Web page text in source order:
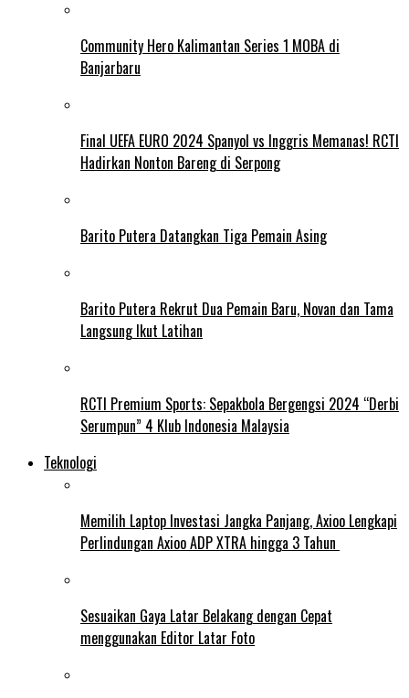
Community Hero Kalimantan Series 1 MOBA di
Banjarbaru
Final UEFA EURO 2024 Spanyol vs Inggris Memanas! RCTI
Hadirkan Nonton Bareng di Serpong
Barito Putera Datangkan Tiga Pemain Asing
Barito Putera Rekrut Dua Pemain Baru, Novan dan Tama
Langsung Ikut Latihan
RCTI Premium Sports: Sepakbola Bergengsi 2024 “Derbi
Serumpun” 4 Klub Indonesia Malaysia
Teknologi
Memilih Laptop Investasi Jangka Panjang, Axioo Lengkapi
Perlindungan Axioo ADP XTRA hingga 3 Tahun
Sesuaikan Gaya Latar Belakang dengan Cepat
menggunakan Editor Latar Foto